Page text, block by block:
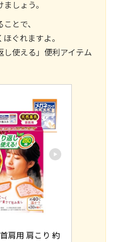
しょう。
とで、
ぐれますよ。
使える」便利アイテム
肩用 肩こり 約